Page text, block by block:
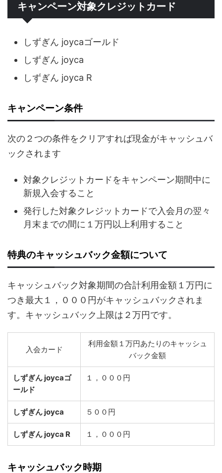
キャンペーン対象クレジットカード
しずぎん joycaゴールド
しずぎん joyca
しずぎん joyca R
キャンペーン条件
次の２つの条件をクリアすれば現金がキャッシュバ
ックされます
対象クレジットカードをキャンペーン期間中に
新規入会すること
発行した対象クレジットカードで入会月の翌々
月末までの間に１万円以上利用すること
特典のキャッシュバック金額について
キャッシュバック対象期間の合計利用金額１万円に
つき最大１，０００円がキャッシュバックされま
す。キャッシュバック上限は２万円です。
入会カード
利用金額１万円あたりのキャッシュ
バック金額
しずぎん joycaゴ
ールド
１，０００円
しずぎん joyca ５００円
しずぎん joyca R １，０００円
キャッシュバック時期